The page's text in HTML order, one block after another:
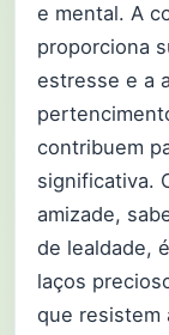
e mental. A
proporciona
estresse e a
contribuem
significativa.
amizade,
de lealdade,
laços
que resistem